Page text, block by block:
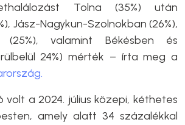
Tolna (35%) után
Jász-Nagykun-Szolnokban (26%),
(25%), valamint Békésben és
24%) mérték – írta meg a
volt a 2024. július közepi, kéthetes
amely alatt 34 százalékkal